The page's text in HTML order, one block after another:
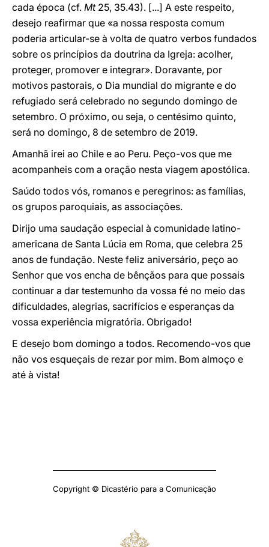
cada época (cf. Mt25, 35.43). [...] A este respeito,
desejo reafirmar que «a nossa resposta comum
poderia articular-se à volta de quatro verbos fundados
sobre os princípios da doutrina da Igreja: acolher,
proteger, promover e integrar». Doravante, por
motivos pastorais, o Dia mundial do migrante e do
refugiado será celebrado no segundo domingo de
setembro. O próximo, ou seja, o centésimo quinto,
será no domingo, 8 de setembro de 2019.
Amanhã irei ao Chile e ao Peru. Peço-vos que me
acompanheis com a oração nesta viagem apostólica.
Saúdo todos vós, romanos e peregrinos: as famílias,
os grupos paroquiais, as associações.
Dirijo uma saudação especial à comunidade latino-
americana de Santa Lúcia em Roma, que celebra 25
anos de fundação. Neste feliz aniversário, peço ao
Senhor que vos encha de bênçãos para que possais
continuar a dar testemunho da vossa fé no meio das
dificuldades, alegrias, sacrifícios e esperanças da
vossa experiência migratória. Obrigado!
E desejo bom domingo a todos. Recomendo-vos que
não vos esqueçais de rezar por mim. Bom almoço e
até à vista!
Copyright © Dicastério para a Comunicação